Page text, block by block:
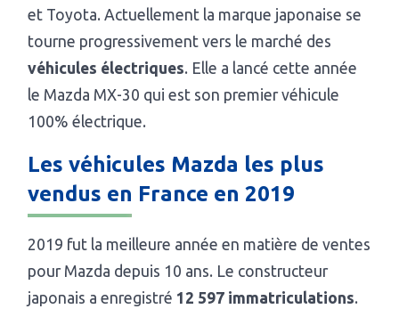
et Toyota. Actuellement la marque japonaise se
tourne progressivement vers le marché des
véhicules électriques. Elle a lancé cette année
le Mazda MX-30 qui est son premier véhicule
100% électrique.
Les véhicules Mazda les plus
vendus en France en 2019
2019 fut la meilleure année en matière de ventes
pour Mazda depuis 10 ans. Le constructeur
japonais a enregistré 12 597 immatriculations.